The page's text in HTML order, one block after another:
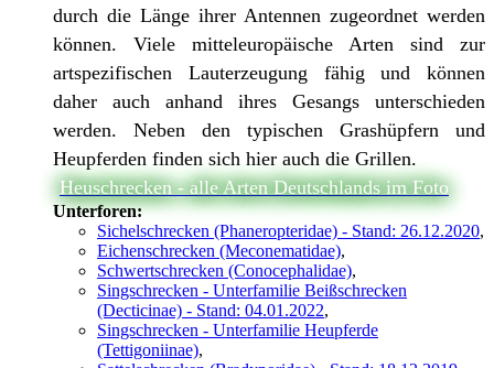
durch die Länge ihrer Antennen zugeordnet werden
können. Viele mitteleuropäische Arten sind zur
artspezifischen Lauterzeugung fähig und können
daher auch anhand ihres Gesangs unterschieden
werden. Neben den typischen Grashüpfern und
Heupferden finden sich hier auch die Grillen.
Heuschrecken - alle Arten Deutschlands im Foto
Unterforen:
Sichelschrecken (Phaneropteridae) - Stand: 26.12.2020,
Eichenschrecken (Meconematidae),
Schwertschrecken (Conocephalidae),
Singschrecken - Unterfamilie Beißschrecken
(Decticinae) - Stand: 04.01.2022,
Singschrecken - Unterfamilie Heupferde
(Tettigoniinae),